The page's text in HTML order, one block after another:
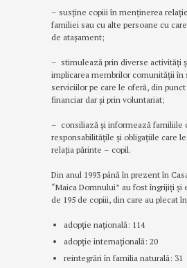
– susține copiii în menținerea
familiei sau cu alte persoane cu
de atașament;
– stimulează prin diverse activități
implicarea membrilor comunității în
serviciilor pe care le oferă, din
financiar dar și prin voluntariat;
– consiliază și informează familiile
responsabilitățile și obligațiile care
relația părinte – copil.
Din anul 1993 până în prezent în
“Maica Domnului” au fost îngrijiți şi
de 195 de copiii, din care au plecat
adopție națională: 114
adopție internațională: 20
reintegrări în familia naturală: 31